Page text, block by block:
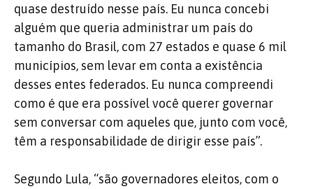
quase destruído nesse país. Eu nunca concebi
alguém que queria administrar um país do
tamanho do Brasil, com 27 estados e quase 6 mil
municípios, sem levar em conta a existência
desses entes federados. Eu nunca compreendi
como é que era possível você querer governar
sem conversar com aqueles que, junto com você,
têm a responsabilidade de dirigir esse país”.
Segundo Lula, “são governadores eleitos, com o